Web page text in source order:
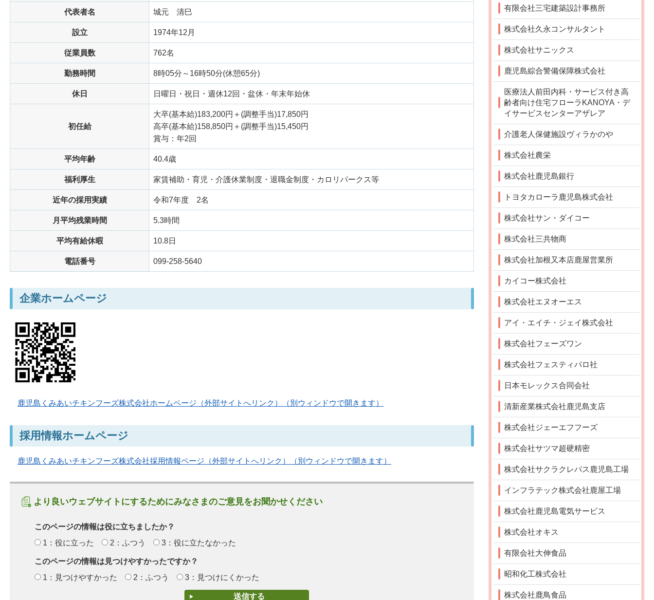
代表者名 城元 清巳
設立 1974年12月
従業員数 762名
勤務時間 8時05分～16時50分(休憩65分)
休日 日曜日・祝日・週休12回・盆休・年末年始休
初任給
大卒(基本給)183,200円＋(調整手当)17,850円
高卒(基本給)158,850円＋(調整手当)15,450円
賞与：年2回
平均年齢 40.4歳
福利厚生 家賃補助・育児・介護休業制度・退職金制度・カロリパークス等
近年の採用実績 令和7年度 2名
月平均残業時間 5.3時間
平均有給休暇 10.8日
電話番号 099-258-5640
企業ホームページ
鹿児島くみあいチキンフーズ株式会社ホームページ（外部サイトへリンク）（別ウィンドウで開きます）
採用情報ホームページ
鹿児島くみあいチキンフーズ株式会社採用情報ページ（外部サイトへリンク）（別ウィンドウで開きます）
より良いウェブサイトにするためにみなさまのご意見をお聞かせください
このページの情報は役に立ちましたか？
1：役に立った
2：ふつう 3：役に立たなかった
このページの情報は見つけやすかったですか？
1：見つけやすかった
2：ふつう 3：見つけにくかった
有限会社三宅建築設計事務所
株式会社久永コンサルタント
株式会社サニックス
鹿児島綜合警備保障株式会社
医療法人前田内科・サービス付き高
齢者向け住宅フローラKANOYA・デ
イサービスセンターアザレア
介護老人保健施設ヴィラかのや
株式会社農栄
株式会社鹿児島銀行
トヨタカローラ鹿児島株式会社
株式会社サン・ダイコー
株式会社三共物商
株式会社加根又本店鹿屋営業所
カイコー株式会社
株式会社エヌオーエス
アイ・エイチ・ジェイ株式会社
株式会社フェーズワン
株式会社フェスティバロ社
日本モレックス合同会社
清新産業株式会社鹿児島支店
株式会社ジェーエフフーズ
株式会社サツマ超硬精密
株式会社サクラクレパス鹿児島工場
インフラテック株式会社鹿屋工場
株式会社鹿児島電気サービス
株式会社オキス
有限会社大伸食品
昭和化工株式会社
株式会社鹿鳥食品